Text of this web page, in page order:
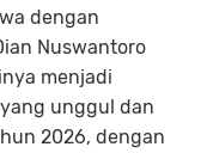
dengan
Nuswantoro
menjadi
unggul dan
2026, dengan